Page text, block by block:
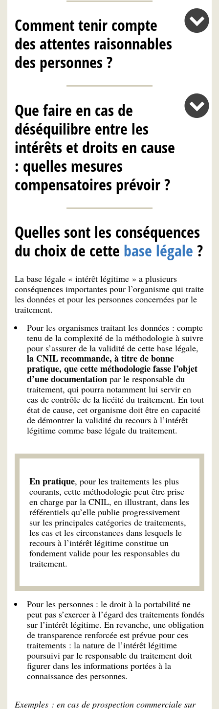
Comment tenir compte
des attentes raisonnables
des personnes ?
Que faire en cas de
déséquilibre entre les
intérêts et droits en cause
: quelles mesures
compensatoires prévoir ?
Quelles sont les conséquences
du choix de cette base légale ?
La base légale « intérêt légitime » a plusieurs
conséquences importantes pour l’organisme qui traite
les données et pour les personnes concernées par le
traitement.
Pour les organismes traitant les données : compte
tenu de la complexité de la méthodologie à suivre
pour s’assurer de la validité de cette base légale,
la CNIL recommande, à titre de bonne
pratique, que cette méthodologie fasse l’objet
d’une documentation par le responsable du
traitement, qui pourra notamment lui servir en
cas de contrôle de la licéité du traitement. En tout
état de cause, cet organisme doit être en capacité
de démontrer la validité du recours à l’intérêt
légitime comme base légale du traitement.
En pratique, pour les traitements les plus
courants, cette méthodologie peut être prise
en charge par la CNIL, en illustrant, dans les
référentiels qu’elle publie progressivement
sur les principales catégories de traitements,
les cas et les circonstances dans lesquels le
recours à l’intérêt légitime constitue un
fondement valide pour les responsables du
traitement.
Pour les personnes : le droit à la portabilité ne
peut pas s’exercer à l’égard des traitements fondés
sur l’intérêt légitime. En revanche, une obligation
de transparence renforcée est prévue pour ces
traitements : la nature de l’intérêt légitime
poursuivi par le responsable du traitement doit
figurer dans les informations portées à la
connaissance des personnes.
Exemples : en cas de prospection commerciale sur